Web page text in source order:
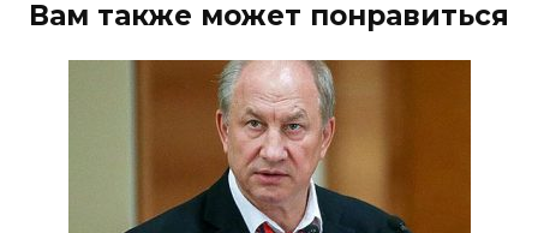
Вам также может понравиться